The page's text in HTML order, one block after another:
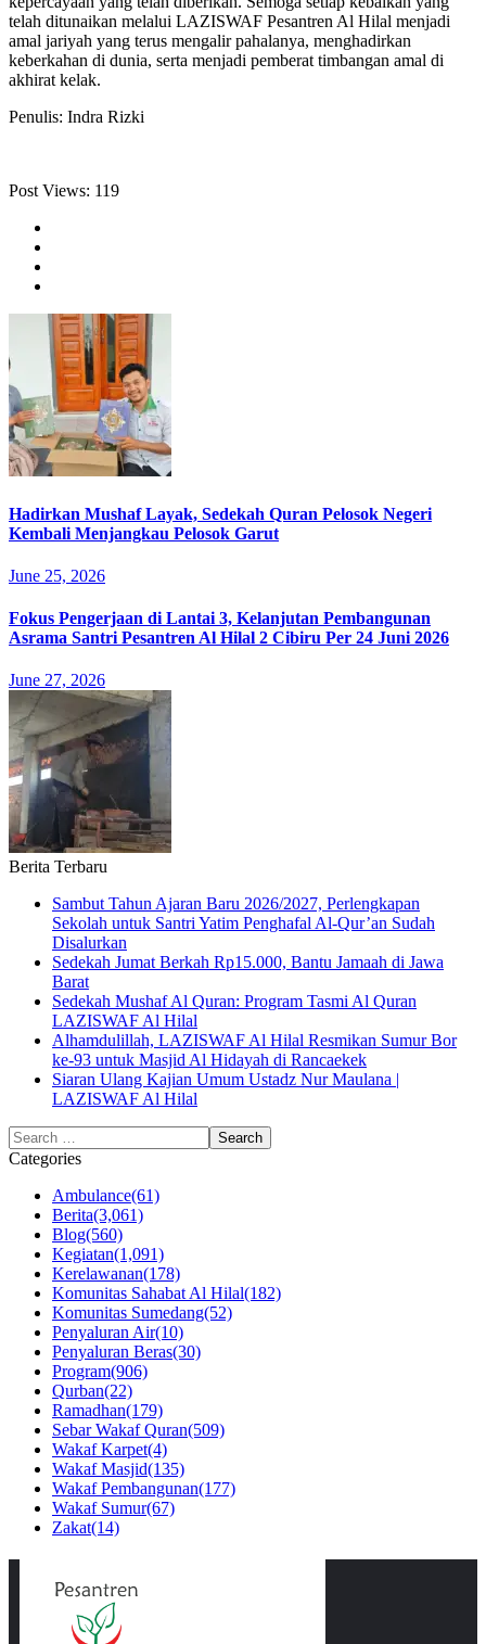
telah ditunaikan melalui LAZISWAF Pesantren Al Hilal menjadi
amal jariyah yang terus mengalir pahalanya, menghadirkan
keberkahan di dunia, serta menjadi pemberat timbangan amal di
akhirat kelak.
Penulis: Indra Rizki
Post Views: 119
Hadirkan Mushaf Layak, Sedekah Quran Pelosok Negeri
Kembali Menjangkau Pelosok Garut
June 25, 2026
Fokus Pengerjaan di Lantai 3, Kelanjutan Pembangunan
Asrama Santri Pesantren Al Hilal 2 Cibiru Per 24 Juni 2026
June 27, 2026
Berita Terbaru
Sambut Tahun Ajaran Baru 2026/2027, Perlengkapan
Sekolah untuk Santri Yatim Penghafal Al-Qur’an Sudah
Disalurkan
Sedekah Jumat Berkah Rp15.000, Bantu Jamaah di Jawa
Barat
Sedekah Mushaf Al Quran: Program Tasmi Al Quran
LAZISWAF Al Hilal
Alhamdulillah, LAZISWAF Al Hilal Resmikan Sumur Bor
ke-93 untuk Masjid Al Hidayah di Rancaekek
Siaran Ulang Kajian Umum Ustadz Nur Maulana |
LAZISWAF Al Hilal
Categories
Ambulance(61)
Berita(3,061)
Blog(560)
Kegiatan(1,091)
Kerelawanan(178)
Komunitas Sahabat Al Hilal(182)
Komunitas Sumedang(52)
Penyaluran Air(10)
Penyaluran Beras(30)
Program(906)
Qurban(22)
Ramadhan(179)
Sebar Wakaf Quran(509)
Wakaf Karpet(4)
Wakaf Masjid(135)
Wakaf Pembangunan(177)
Wakaf Sumur(67)
Zakat(14)